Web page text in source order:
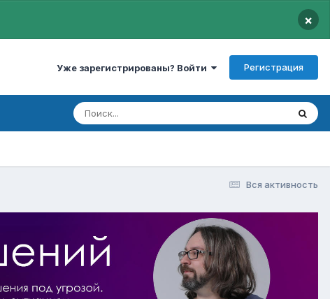
×
Уже зарегистрированы? Войти Регистрация
Вся активность